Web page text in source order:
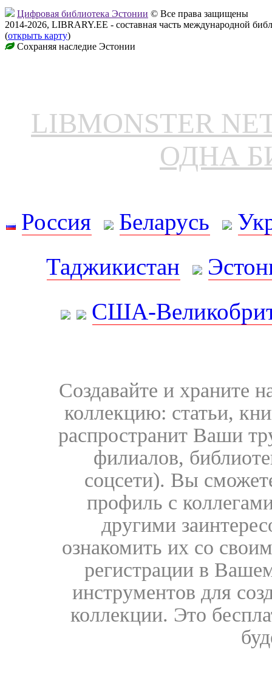
Цифровая библиотека Эстонии © Все права защищены
2014-2026, LIBRARY.EE - составная часть международной
(открыть карту)
Сохраняя наследие Эстонии
LIBMONSTER
ОДНА
Россия Беларусь
Таджикистан
США-
Создавайте и храните
коллекцию: статьи,
распространит Ваши
филиалов,
соцсети). Вы
профиль с
другими
ознакомить их со
регистрации в
инструментов для
коллекции. Это